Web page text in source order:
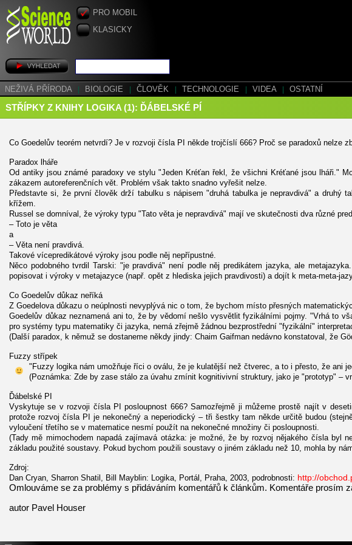
PRO MOBIL
KLASICKY
NEŽIVÁ PŘÍRODA BIOLOGIE ČLOVĚK TECHNOLOGIE VIDEA OSTATNÍ
STŘÍPKY Z KNIHY LOGIKA (1): ĎÁBELSKÉ PÍ
Co Goedelův teorém netvrdí? Je v rozvoji čísla PI někde trojčíslí 666? Proč se paradoxů nelze
Paradox lháře
Od antiky jsou známé paradoxy ve stylu "Jeden Kréťan řekl, že všichni Kréťané jsou lháři."
zákazem autoreferenčních vět. Problém však takto snadno vyřešit nelze.
Představte si, že první člověk drží tabulku s nápisem "druhá tabulka je nepravdivá" a druhý
křížem.
Russel se domníval, že výroky typu "Tato věta je nepravdivá" mají ve skutečnosti dva různé
– Toto je věta
a
– Věta není pravdivá.
Takové vícepredikátové výroky jsou podle něj nepřípustné.
Něco podobného tvrdil Tarski: "je pravdivá" není podle něj predikátem jazyka, ale
popisovat i výroky v metajazyce (např. opět z hlediska jejich pravdivosti) a dojít k meta-meta-
Co Goedelův důkaz neříká
Z Goedelova důkazu o neúplnosti nevyplývá nic o tom, že bychom místo přesných
Goedelův důkaz neznamená ani to, že by vědomí nešlo vysvětlit fyzikálními pojmy. "Vrhá to
pro systémy typu matematiky či jazyka, nemá zřejmě žádnou bezprostřední "fyzikální"
(Další paradox, k němuž se dostaneme někdy jindy: Chaim Gaifman nedávno konstatoval, že
Fuzzy střípek
"Fuzzy logika nám umožňuje říci o oválu, že je kulatější než čtverec, a to i přesto, že ani
(Poznámka: Zde by zase stálo za úvahu zmínit kognitivivní struktury, jako je "prototyp" –
Ďábelské PI
Vyskytuje se v rozvoji čísla PI posloupnost 666? Samozřejmě ji můžeme prostě najít v
protože rozvoj čísla PI je nekonečný a neperiodický – tři šestky tam někde určitě budou
vyloučení třetího se v matematice nesmí použít na nekonečné množiny či posloupnosti.
(Tady mě mimochodem napadá zajímavá otázka: je možné, že by rozvoj nějakého čísla
základu použité soustavy. Pokud bychom použili soustavy o jiném základu než 10, mohla by
Zdroj:
Dan Cryan, Sharron Shatil, Bill Mayblin: Logika, Portál, Praha, 2003, podrobnosti: http://
Omlouváme se za problémy s přidáváním komentářů k článkům. Komentáře prosím
autor Pavel Houser